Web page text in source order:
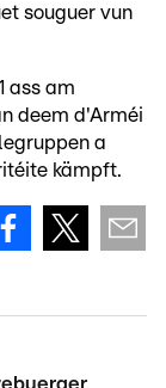
souguer vun
ass am
deem d'Arméi
a
kämpft.